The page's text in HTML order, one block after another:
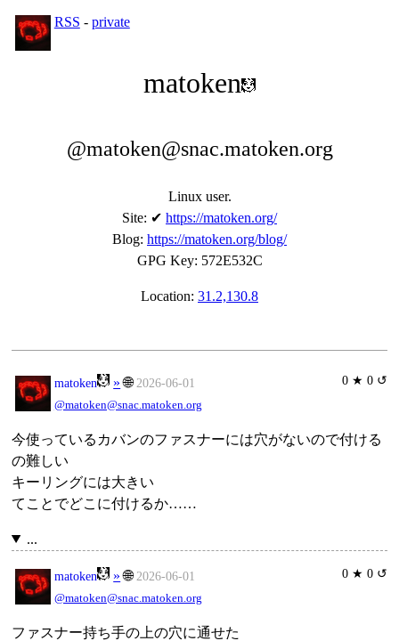
RSS - private
matoken
@matoken@snac.matoken.org
Linux user.
Site: ✔ https://matoken.org/
Blog: https://matoken.org/blog/
GPG Key: 572E532C
Location: 31.2,130.8
0 ★ 0 ↺
matoken » 🌐 2026-06-01
@matoken@snac.matoken.org
今使っているカバンのファスナーには穴がないので付ける
の難しい
キーリングには大きい
てことでどこに付けるか……
...
0 ★ 0 ↺
matoken » 🌐 2026-06-01
@matoken@snac.matoken.org
ファスナー持ち手の上の穴に通せた